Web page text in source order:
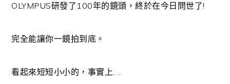
OLYMPUS研發了100年的鏡頭，終於在今日問世了!
完全能讓你一鏡拍到底。
看起來短短小小的，事實上….